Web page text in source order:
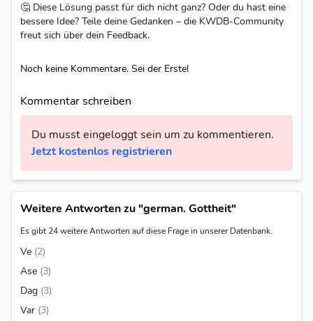
🤔 Diese Lösung passt für dich nicht ganz? Oder du hast eine
bessere Idee? Teile deine Gedanken – die KWDB-Community
freut sich über dein Feedback.
Noch keine Kommentare. Sei der Erste!
Kommentar schreiben
Du musst eingeloggt sein um zu kommentieren.
Jetzt kostenlos registrieren
Weitere Antworten zu "german. Gottheit"
Es gibt 24 weitere Antworten auf diese Frage in unserer Datenbank.
Ve (2)
Ase (3)
Dag (3)
Var (3)